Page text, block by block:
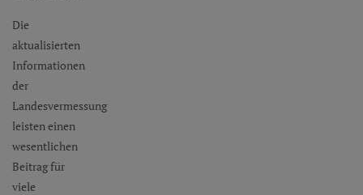
Die
aktualisierten
Informationen
der
Landesvermessung
leisten einen
wesentlichen
Beitrag für
viele